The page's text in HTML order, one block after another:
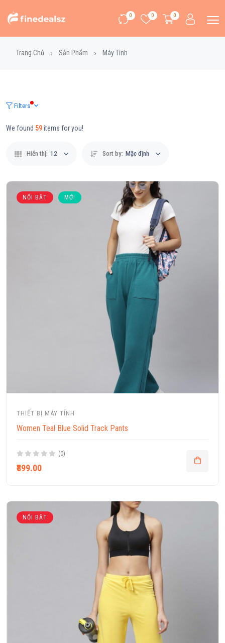
0 0 0
Trang Chủ Sản Phẩm Máy Tính
Filters
We found 59items for you!
Hiển thị: 12 Sort by: Mặc định
NỔI BẬT MỚI
THIẾT BỊ MÁY TÍNH
Women Teal Blue Solid Track Pants
(0)
₹899.00
NỔI BẬT